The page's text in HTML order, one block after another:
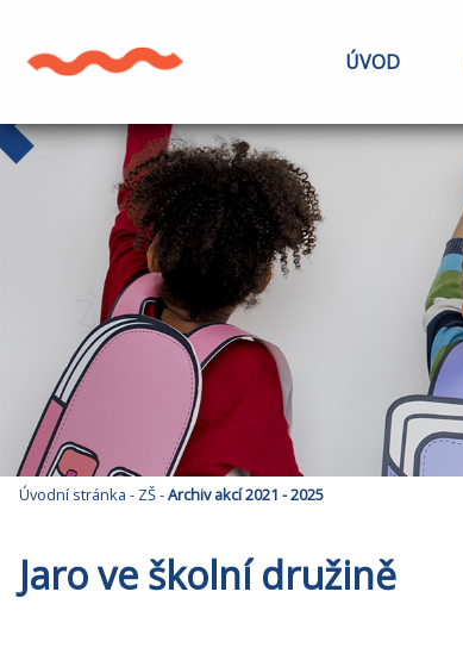
ÚVOD
Úvodní stránka - ZŠ-Archiv akcí 2021 - 2025
Jaro ve školní družině